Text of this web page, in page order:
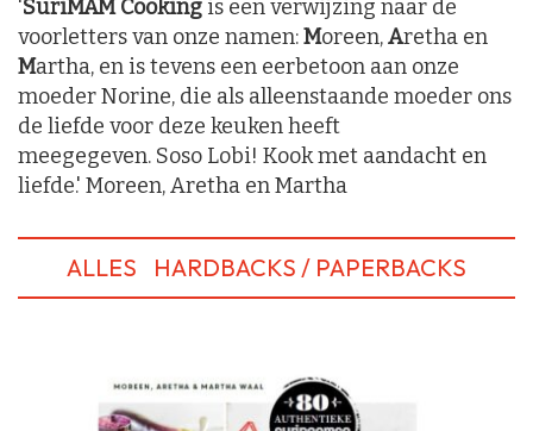
'SuriMAM Cooking is een verwijzing naar de
voorletters van onze namen:Moreen,Aretha en
Martha, en is tevens een eerbetoon aan onze
moeder Norine, die als alleenstaande moeder ons
de liefde voor deze keuken heeft
meegegeven. Soso Lobi! Kook met aandacht en
liefde.' Moreen, Aretha en Martha
ALLES HARDBACKS / PAPERBACKS